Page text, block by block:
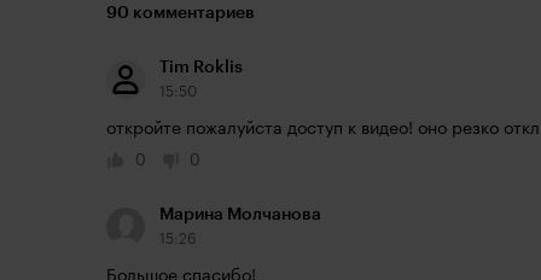
90 комментариев
Tim Roklis
15:50
откройте пожалуйста доступ к видео! оно резко
0
0
Марина Молчанова
15:26
Большое спасибо!